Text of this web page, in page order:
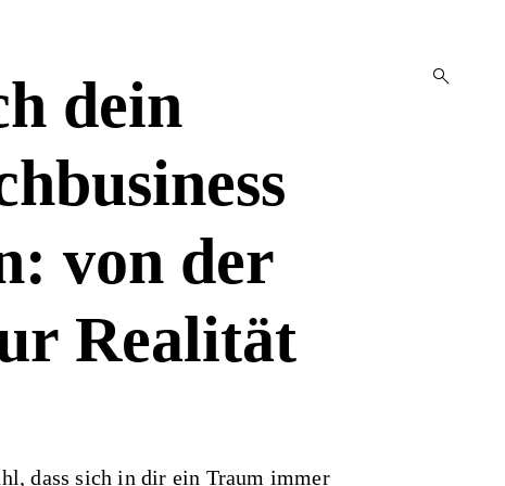
dein
von der
Realität
dass sich in dir ein Traum immer